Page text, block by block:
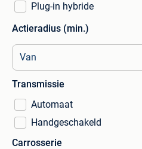
Plug-in hybride
Actieradius (min.)
Transmissie
Automaat
Handgeschakeld
Carrosserie